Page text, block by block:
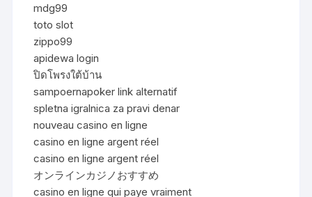
mdg99
toto slot
zippo99
apidewa login
ปิดโพรงใต้บ้าน
sampoernapoker link alternatif
spletna igralnica za pravi denar
nouveau casino en ligne
casino en ligne argent réel
casino en ligne argent réel
オンラインカジノおすすめ
casino en ligne qui paye vraiment